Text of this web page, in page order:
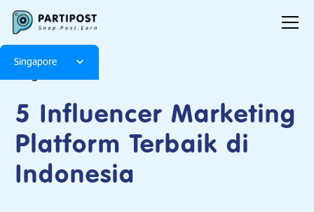
Singapore
5 Influencer Marketing
Platform Terbaik di
Indonesia